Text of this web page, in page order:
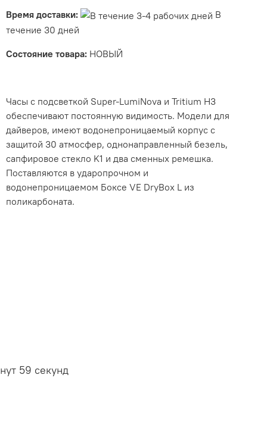
Время доставки:
В
течение 30 дней
Состояние товара: НОВЫЙ
Часы с подсветкой Super-LumiNova и Tritium H3
обеспечивают постоянную видимость. Модели для
дайверов, имеют водонепроницаемый корпус с
защитой 30 атмосфер, однонаправленный безель,
сапфировое стекло K1 и два сменных ремешка.
Поставляются в ударопрочном и
водонепроницаемом Боксе VE DryBox L из
поликарбоната.
59 секунд